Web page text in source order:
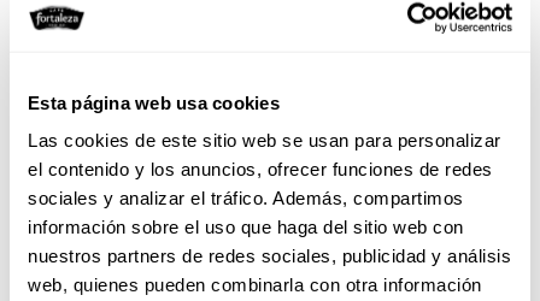
Esta página web usa cookies
Las cookies de este sitio web se usan para personalizar
el contenido y los anuncios, ofrecer funciones de redes
sociales y analizar el tráfico. Además, compartimos
información sobre el uso que haga del sitio web con
nuestros partners de redes sociales, publicidad y análisis
web, quienes pueden combinarla con otra información